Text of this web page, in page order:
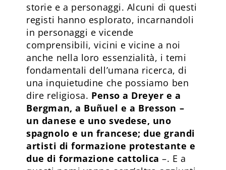
storie e a personaggi. Alcuni di questi
registi hanno esplorato, incarnandoli
in personaggi e vicende
comprensibili, vicini e vicine a noi
anche nella loro essenzialità, i temi
fondamentali dell’umana ricerca, di
una inquietudine che possiamo ben
dire religiosa. Penso a Dreyer e a
Bergman, a Buñuel e a Bresson –
un danese e uno svedese, uno
spagnolo e un francese; due grandi
artisti di formazione protestante e
due di formazione cattolica –. E a